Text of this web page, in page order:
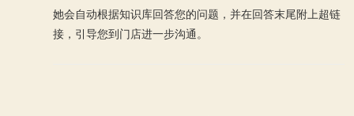
她会自动根据知识库回答您的问题，并在回答末尾附上超链
接，引导您到门店进一步沟通。